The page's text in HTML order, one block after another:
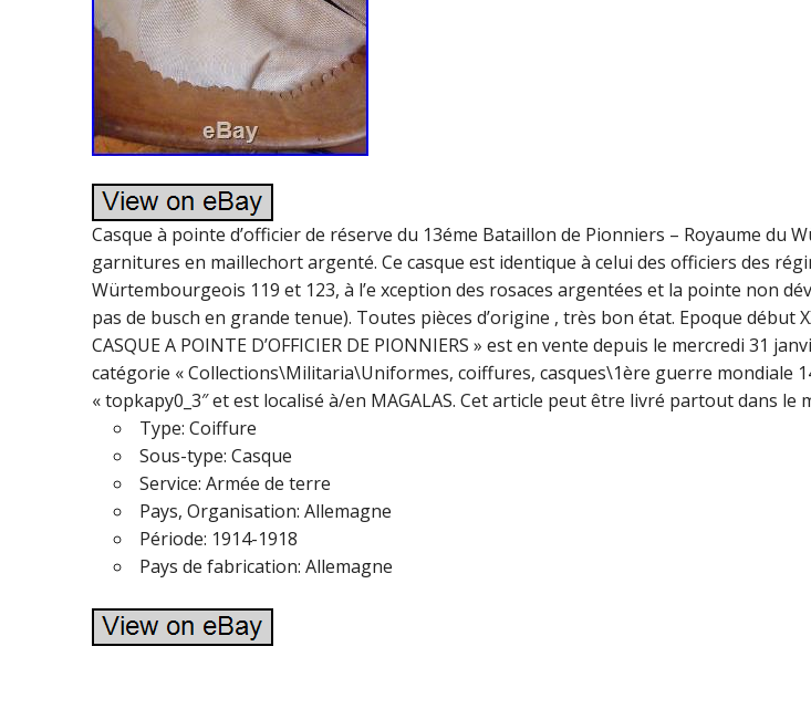
Casque à pointe d’officier de réserve du 13éme Bataillon de Pionniers – Royaume du
garnitures en maillechort argenté. Ce casque est identique à celui des officiers des
Würtembourgeois 119 et 123, à l’e xception des rosaces argentées et la pointe non
pas de busch en grande tenue). Toutes pièces d’origine , très bon état. Epoque début
CASQUE A POINTE D’OFFICIER DE PIONNIERS » est en vente depuis le mercredi 31
catégorie « Collections\Militaria\Uniformes, coiffures, casques\1ère guerre mondiale
« topkapy0_3″ et est localisé à/en MAGALAS. Cet article peut être livré partout dans le
Type: Coiffure
Sous-type: Casque
Service: Armée de terre
Pays, Organisation: Allemagne
Période: 1914-1918
Pays de fabrication: Allemagne